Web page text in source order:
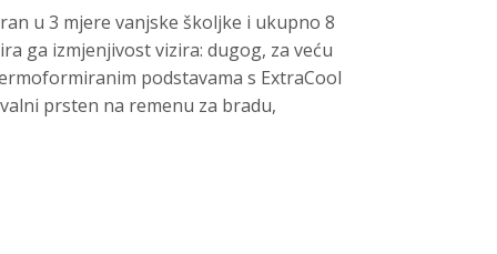
u 3 mjere vanjske školjke i ukupno 8
ga izmjenjivost vizira: dugog, za veću
podstavama s ExtraCool
prsten na remenu za bradu,